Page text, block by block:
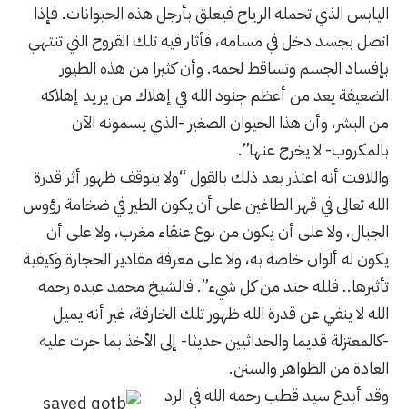
اليابس الذي تحمله الرياح فيعلق بأرجل هذه الحيوانات. فإذا
اتصل بجسد دخل في مسامه، فأثار فيه تلك القروح التي تنتهي
بإفساد الجسم وتساقط لحمه. وأن كثيرا من هذه الطيور
الضعيفة يعد من أعظم جنود الله في إهلاك من يريد إهلاكه
من البشر، وأن هذا الحيوان الصغير -الذي يسمونه الآن
بالمكروب- لا يخرج عنها”.
واللافت أنه اعتذر بعد ذلك بالقول “ولا يتوقف ظهور أثر قدرة
الله تعالى في قهر الطاغين على أن يكون الطير في ضخامة رؤوس
الجبال، ولا على أن يكون من نوع عنقاء مغرب، ولا على أن
يكون له ألوان خاصة به، ولا على معرفة مقادير الحجارة وكيفية
تأثيرها.. فلله جند من كل شيء”. فالشيخ محمد عبده رحمه
الله لا ينفي عن قدرة الله ظهور تلك الخارقة، غير أنه يميل
-كالمعتزلة قديما والحداثيين حديثا- إلى الأخذ بما جرت عليه
العادة من الظواهر والسنن.
وقد أبدع سيد قطب رحمه الله في الرد